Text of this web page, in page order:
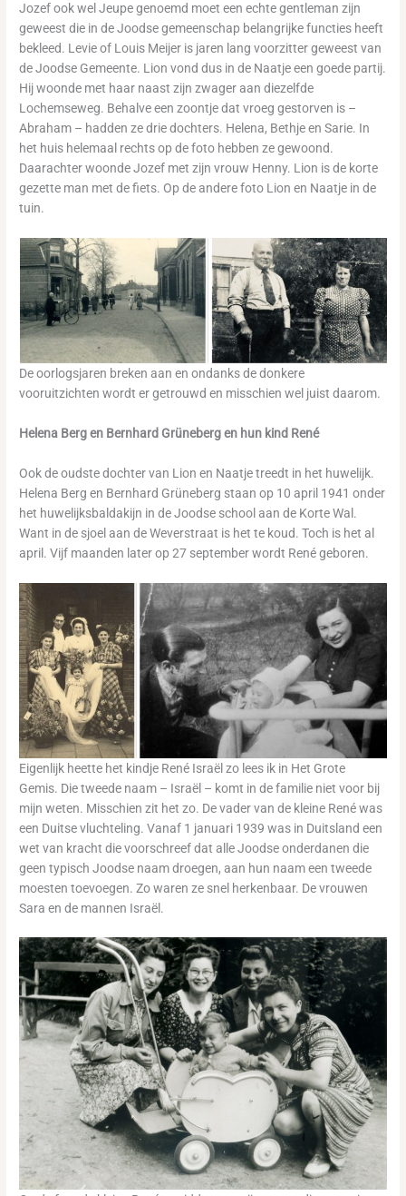
Jozef ook wel Jeupe genoemd moet een echte gentleman zijn
geweest die in de Joodse gemeenschap belangrijke functies heeft
bekleed. Levie of Louis Meijer is jaren lang voorzitter geweest van
de Joodse Gemeente. Lion vond dus in de Naatje een goede partij.
Hij woonde met haar naast zijn zwager aan diezelfde
Lochemseweg. Behalve een zoontje dat vroeg gestorven is –
Abraham – hadden ze drie dochters. Helena, Bethje en Sarie. In
het huis helemaal rechts op de foto hebben ze gewoond.
Daarachter woonde Jozef met zijn vrouw Henny. Lion is de korte
gezette man met de fiets. Op de andere foto Lion en Naatje in de
tuin.
De oorlogsjaren breken aan en ondanks de donkere
vooruitzichten wordt er getrouwd en misschien wel juist daarom.
Helena Berg en Bernhard Grüneberg en hun kind René
Ook de oudste dochter van Lion en Naatje treedt in het huwelijk.
Helena Berg en Bernhard Grüneberg staan op 10 april 1941 onder
het huwelijksbaldakijn in de Joodse school aan de Korte Wal.
Want in de sjoel aan de Weverstraat is het te koud. Toch is het al
april. Vijf maanden later op 27 september wordt René geboren.
Eigenlijk heette het kindje René Israël zo lees ik in Het Grote
Gemis. Die tweede naam – Israël – komt in de familie niet voor bij
mijn weten. Misschien zit het zo. De vader van de kleine René was
een Duitse vluchteling. Vanaf 1 januari 1939 was in Duitsland een
wet van kracht die voorschreef dat alle Joodse onderdanen die
geen typisch Joodse naam droegen, aan hun naam een tweede
moesten toevoegen. Zo waren ze snel herkenbaar. De vrouwen
Sara en de mannen Israël.